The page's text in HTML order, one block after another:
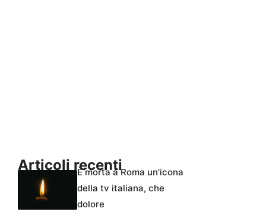
Articoli recentiÈ morta a Roma un’icona
della tv italiana, che
dolore